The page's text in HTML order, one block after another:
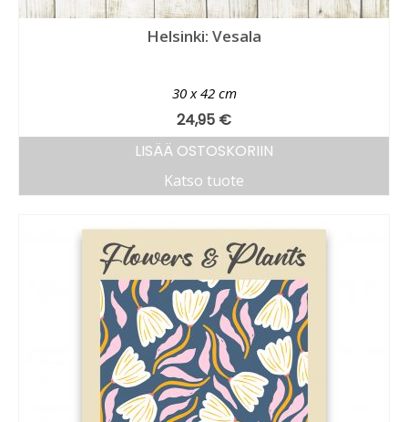
Helsinki: Vesala
30 x 42 cm
24,95 €
LISÄÄ OSTOSKORIIN
Katso tuote